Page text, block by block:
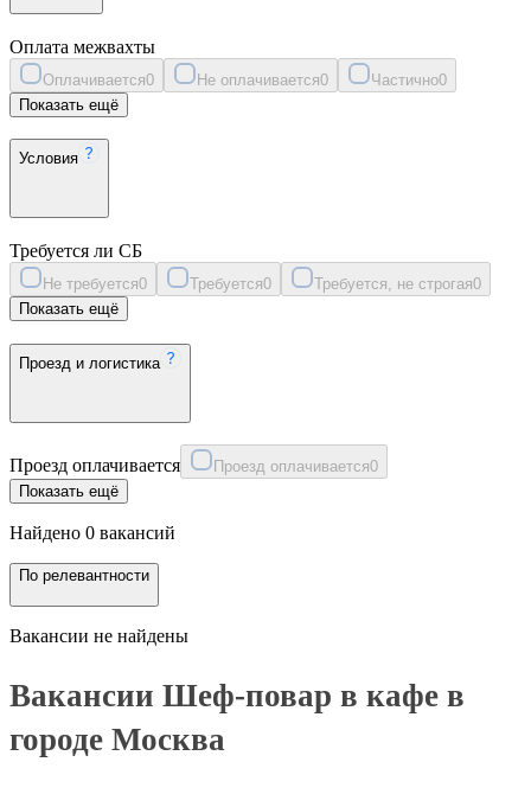
Оплата межвахты
Оплачивается0 Не оплачивается0 Частично0
Показать ещё
Условия
Требуется ли СБ
Не требуется0 Требуется0 Требуется, не строгая0
Показать ещё
Проезд и логистика
Проезд оплачивается Проезд оплачивается0
Показать ещё
Найдено 0 вакансий
По релевантности
Вакансии не найдены
Вакансии Шеф-повар в кафе в
городе Москва